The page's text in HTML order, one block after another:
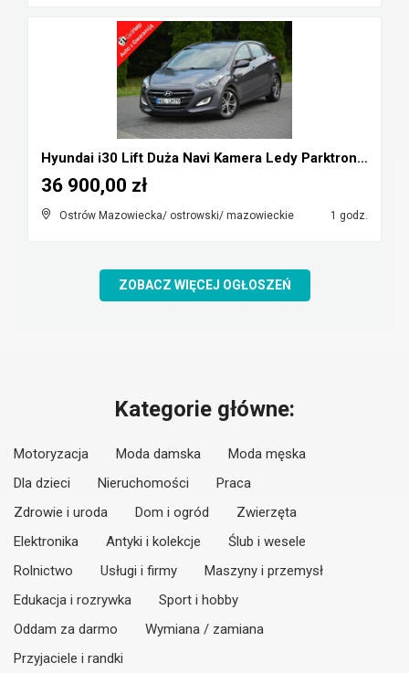
Hyundai i30 Lift Duża Navi Kamera Ledy Parktronic ...
Ostrów Mazowiecka/ ostrowski/ mazowieckie 1 godz.
36 900,00 zł
ZOBACZ WIĘCEJ OGŁOSZEŃ
Kategorie główne:
Motoryzacja Moda damska
Moda męska
Dla dzieci
Nieruchomości
Praca
Zdrowie i uroda
Dom i ogród
Zwierzęta
Elektronika
Antyki i kolekcje
Ślub i wesele
Rolnictwo
Usługi i firmy
Maszyny i przemysł
Edukacja i rozrywka
Sport i hobby
Oddam za darmo
Wymiana / zamiana
Przyjaciele i randki